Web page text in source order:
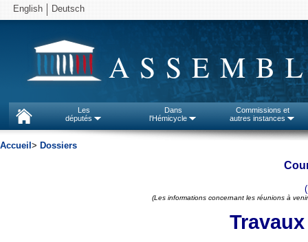
English Deutsch
Les
députés
Dans
l'Hémicycle
Commissions et
autres instances
Accueil > Dossiers
(Les informations concernant les réunions à